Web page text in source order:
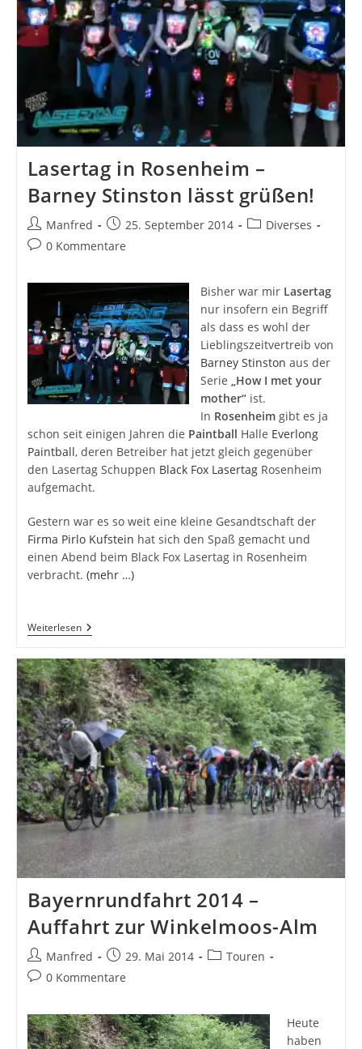
Lasertag in Rosenheim –
Barney Stinston lässt grüßen!
Beitrags-
Autor:
Manfred
Beitrag
veröffentlicht:
25. September 2014
Beitrags-
Diverses
Beitrags-
0 Kommentare
Bisher war mir Lasertag
nur insofern ein Begriff
als dass es wohl der
Lieblingszeitvertreib von
Barney Stinston aus der
Serie „How I met your
mother“ist.
In Rosenheimgibt es ja
schon seit einigen Jahren die Paintball Halle Everlong
Paintball, deren Betreiber hat jetzt gleich gegenüber
den Lasertag Schuppen Black Fox Lasertag Rosenheim
aufgemacht.
Gestern war es so weit eine kleine Gesandtschaft der
Firma Pirlo Kufstein hat sich den Spaß gemacht und
einen Abend beim Black Fox Lasertag in Rosenheim
verbracht. (mehr …)
WeiterlesenLasertag
In
–
Barney
Stinston
Lässt
Grüßen!
Bayernrundfahrt 2014 –
Auffahrt zur Winkelmoos-Alm
Beitrags-
Autor:
Manfred
Beitrag
veröffentlicht:
29. Mai 2014
Beitrags-
Touren
Beitrags-
0 Kommentare
Heute
haben